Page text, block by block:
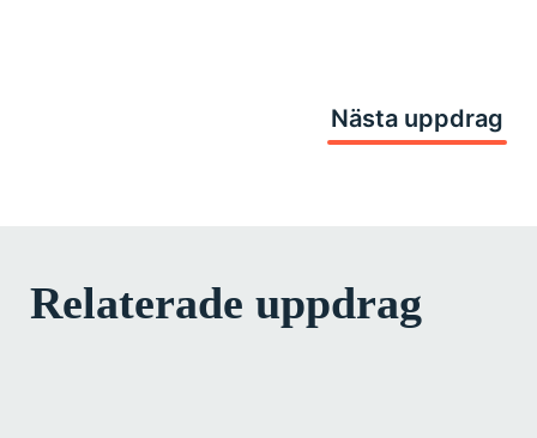
Nästa uppdrag
Relaterade uppdrag